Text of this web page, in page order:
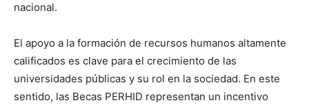
nacional.
El apoyo a la formación de recursos humanos altamente
calificados es clave para el crecimiento de las
universidades públicas y su rol en la sociedad. En este
sentido, las Becas PERHID representan un incentivo